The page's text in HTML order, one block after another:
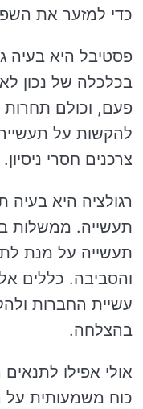
כדי למזער את
פסטיבל היא בעיה
בכלכלה של נכון
פעם, וכולם תחרות
להקשות על
צרכנים חסרי ניסיון.
רגולציה היא
תעשייה. ממשלות
תעשייה על מנת
והסביבה. כללים
עשיית החברות
בהצלחה.
אולי אפילו
כוח משמעותית על